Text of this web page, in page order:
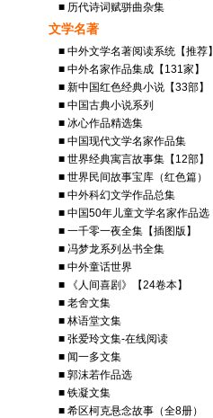
■ 历代诗词赋骈曲杂集
文学名著
■ 中外文学名著阅读系统【推荐】
■ 中外名家作品集成【131家】
■ 新中国红色经典小说【33部】
■ 中国古典小说系列
■ 冰心作品精选集
■ 中国现代文学名家作品集
■ 世界经典寓言故事集【12部】
■ 世界民间故事宝库（红色篇）
■ 中外科幻文学作品总集
■ 中国50年儿童文学名家作品选
■ 一千零一夜全集【插图版】
■ 冯梦龙系列丛书全集
■ 中外童话世界
■ 《人间喜剧》【24卷本】
■ 老舍文集
■ 林语堂文集
■ 张爱玲文集-在线阅读
■ 闻一多文集
■ 郭沫若作品选
■ 铁凝文集
■ 希区柯克悬念故事（全8册）